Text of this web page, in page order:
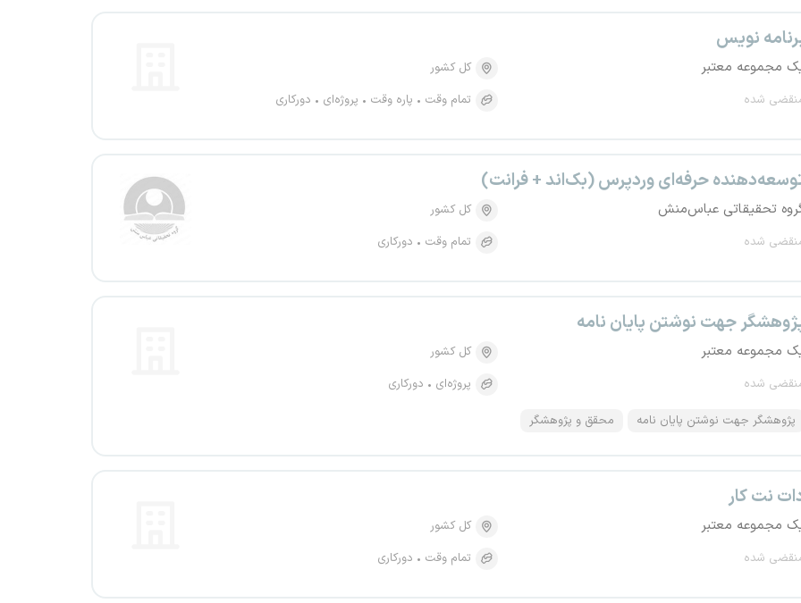
نویس
مجموعه معتبر
شده
کل کشور
تمام وقت
پاره وقت پروژه‌ای دورکاری
حرفه‌ای وردپرس (بک‌اند + فرانت)
تحقیقاتی عباس‌منش
شده
کل کشور
تمام وقت
دورکاری
جهت نوشتن پایان نامه
مجموعه معتبر
شده
کل کشور
پروژه‌ای
دورکاری
پژوهشگر جهت نوشتن پایان نامه محقق و پژوهشگر
نت کار
مجموعه معتبر
شده
کل کشور
تمام وقت
دورکاری